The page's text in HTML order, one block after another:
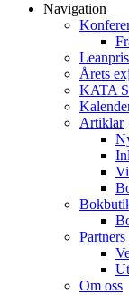
Navigation
Årets
KATA
Artiklar
Partners
Om oss